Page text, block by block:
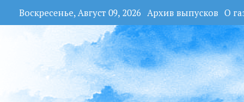
Воскресенье, Август 09, 2026 Архив выпусков О